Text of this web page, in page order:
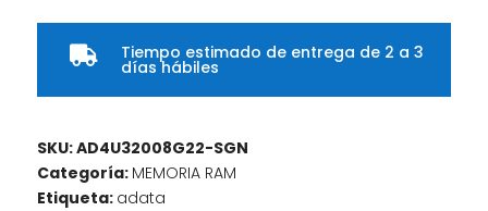
 Tiempo estimado de entrega de 2 a 3
días hábiles
SKU:AD4U32008G22-SGN
Categoría: MEMORIA RAM
Etiqueta: adata